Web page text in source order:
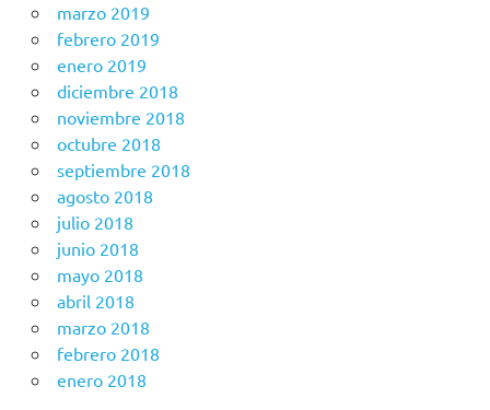
marzo 2019
febrero 2019
enero 2019
diciembre 2018
noviembre 2018
octubre 2018
septiembre 2018
agosto 2018
julio 2018
junio 2018
mayo 2018
abril 2018
marzo 2018
febrero 2018
enero 2018